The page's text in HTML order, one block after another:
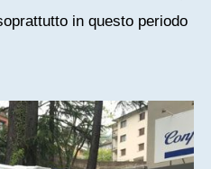
in questo periodo